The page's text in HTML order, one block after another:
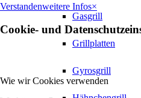
Gasgrill
Grillplatten
Gyrosgrill
Verstandenweitere Infos×
Cookie- und
Wie wir Cookies verwenden